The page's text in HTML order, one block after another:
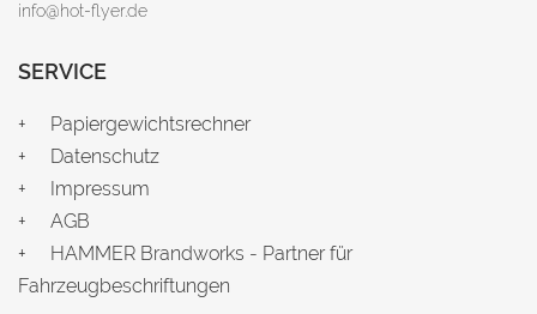
info@hot-flyer.de
SERVICE
Papiergewichtsrechner
Datenschutz
Impressum
AGB
HAMMER Brandworks - Partner für
Fahrzeugbeschriftungen